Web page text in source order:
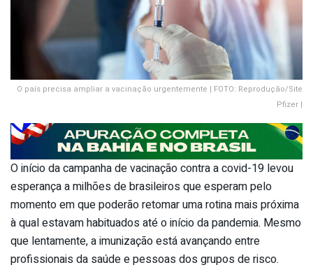
O país precisa ampliar a vacinação urgentemente | FOTO: Reprodução/Site
Pfizer |
O início da campanha de vacinação contra a covid-19 levou
esperança a milhões de brasileiros que esperam pelo
momento em que poderão retomar uma rotina mais próxima
à qual estavam habituados até o início da pandemia. Mesmo
que lentamente, a imunização está avançando entre
profissionais da saúde e pessoas dos grupos de risco.